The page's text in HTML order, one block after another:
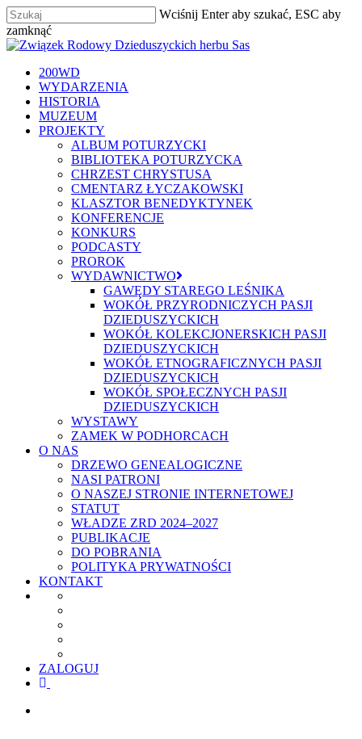
Skip
to
main
Wciśnij Enter aby szukać, ESC aby
zamknąć
Zamknij
szukaj
Menu
200WD
WYDARZENIA
HISTORIA
MUZEUM
PROJEKTY
ALBUM POTURZYCKI
BIBLIOTEKA POTURZYCKA
CHRZEST CHRYSTUSA
CMENTARZ ŁYCZAKOWSKI
KLASZTOR BENEDYKTYNEK
KONFERENCJE
KONKURS
PODCASTY
PROROK
WYDAWNICTWO
GAWĘDY STAREGO LEŚNIKA
WOKÓŁ PRZYRODNICZYCH PASJI
DZIEDUSZYCKICH
WOKÓŁ KOLEKCJONERSKICH PASJI
DZIEDUSZYCKICH
WOKÓŁ ETNOGRAFICZNYCH PASJI
DZIEDUSZYCKICH
WOKÓŁ SPOŁECZNYCH PASJI
DZIEDUSZYCKICH
WYSTAWY
ZAMEK W PODHORCACH
O NAS
DRZEWO GENEALOGICZNE
NASI PATRONI
O NASZEJ STRONIE INTERNETOWEJ
STATUT
WŁADZE ZRD 2024–2027
PUBLIKACJE
DO POBRANIA
POLITYKA PRYWATNOŚCI
KONTAKT
ZALOGUJ
facebook